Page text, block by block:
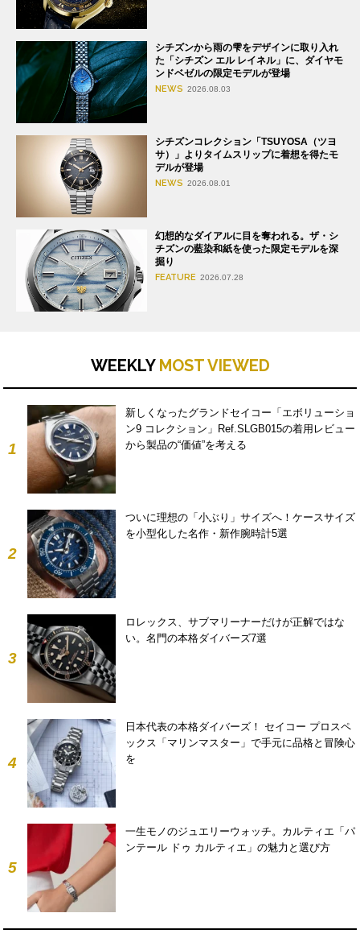
シチズンから雨の雫をデザインに取り入れ
た「シチズン エル レイネル」に、ダイヤモ
ンドベゼルの限定モデルが登場
NEWS 2026.08.03
シチズンコレクション「TSUYOSA（ツヨ
サ）」よりタイムスリップに着想を得たモ
デルが登場
NEWS 2026.08.01
幻想的なダイアルに目を奪われる。ザ・シ
チズンの藍染和紙を使った限定モデルを深
掘り
FEATURE 2026.07.28
WEEKLY MOST VIEWED
1
新しくなったグランドセイコー「エボリューショ
ン9 コレクション」Ref.SLGB015の着用レビュー
から製品の“価値”を考える
2
ついに理想の「小ぶり」サイズへ！ケースサイズ
を小型化した名作・新作腕時計5選
3
ロレックス、サブマリーナーだけが正解ではな
い。名門の本格ダイバーズ7選
4
日本代表の本格ダイバーズ！ セイコー プロスペ
ックス「マリンマスター」で手元に品格と冒険心
を
5
一生モノのジュエリーウォッチ。カルティエ「パ
ンテール ドゥ カルティエ」の魅力と選び方